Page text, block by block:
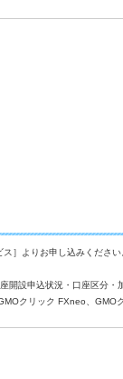
］よりお申し込みください
開設申込状況・口座区分
クリック FXneo、GMO